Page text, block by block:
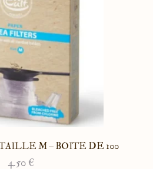
M – BOITE DE 100
4.50 €